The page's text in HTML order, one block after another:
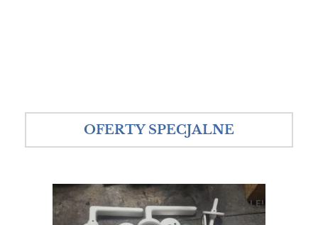
OFERTY SPECJALNE
SALE!